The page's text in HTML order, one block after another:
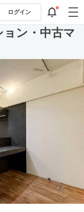
ログイン
ン・中古マ